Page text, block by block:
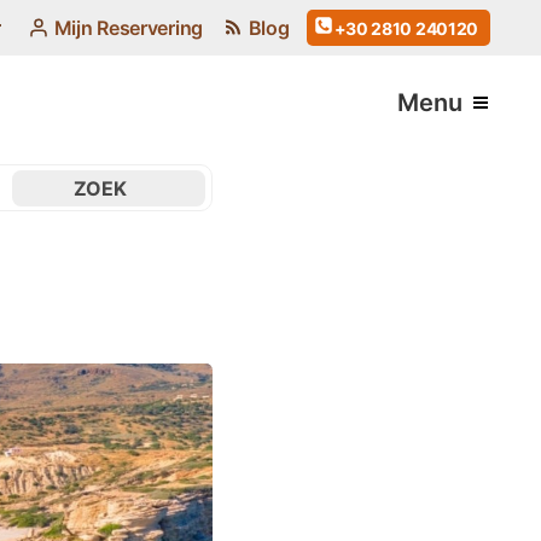
Mijn Reservering Blog +30 2810 240120
Menu